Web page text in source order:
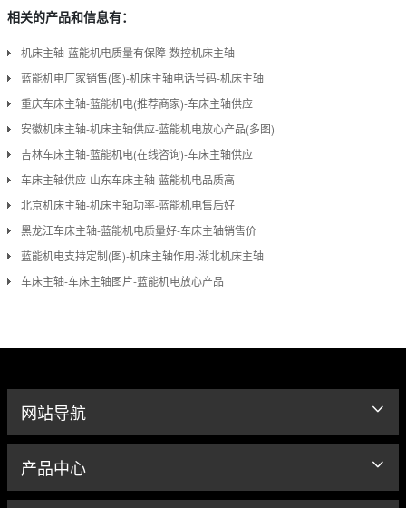
相关的产品和信息有：
机床主轴-蓝能机电质量有保障-数控机床主轴
蓝能机电厂家销售(图)-机床主轴电话号码-机床主轴
重庆车床主轴-蓝能机电(推荐商家)-车床主轴供应
安徽机床主轴-机床主轴供应-蓝能机电放心产品(多图)
吉林车床主轴-蓝能机电(在线咨询)-车床主轴供应
车床主轴供应-山东车床主轴-蓝能机电品质高
北京机床主轴-机床主轴功率-蓝能机电售后好
黑龙江车床主轴-蓝能机电质量好-车床主轴销售价
蓝能机电支持定制(图)-机床主轴作用-湖北机床主轴
车床主轴-车床主轴图片-蓝能机电放心产品
网站导航
产品中心